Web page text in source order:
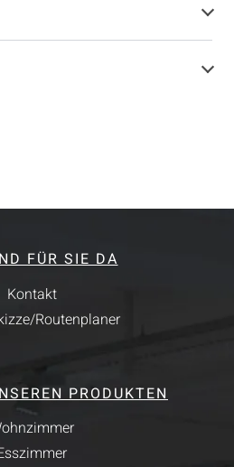
FÜR SIE DA
Kontakt
Routenplaner
PRODUKTEN